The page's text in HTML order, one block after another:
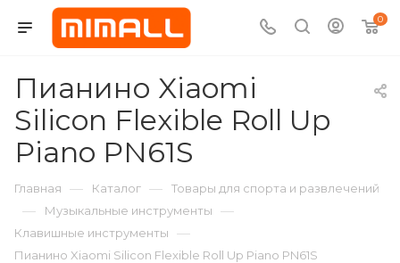
0
Пианино Xiaomi
Silicon Flexible Roll Up
Piano PN61S
Главная — Каталог — Товары для спорта и развлечений
— Музыкальные инструменты —
Клавишные инструменты —
Пианино Xiaomi Silicon Flexible Roll Up Piano PN61S